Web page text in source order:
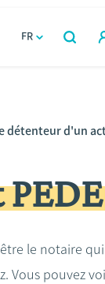
FR
OUVERT
détenteur d'un
le notaire
Vous pouvez